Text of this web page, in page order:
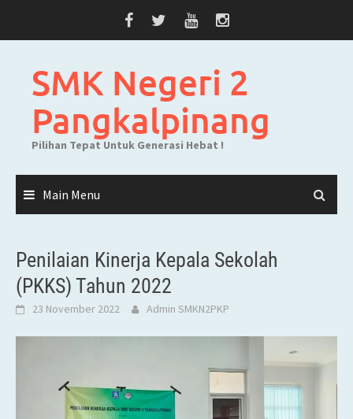
SMK Negeri 2
Pangkalpinang
Pilihan Tepat Untuk Generasi Hebat !
Main Menu
Penilaian Kinerja Kepala Sekolah
(PKKS) Tahun 2022
23 November 2022 Admin SMKN2PKP